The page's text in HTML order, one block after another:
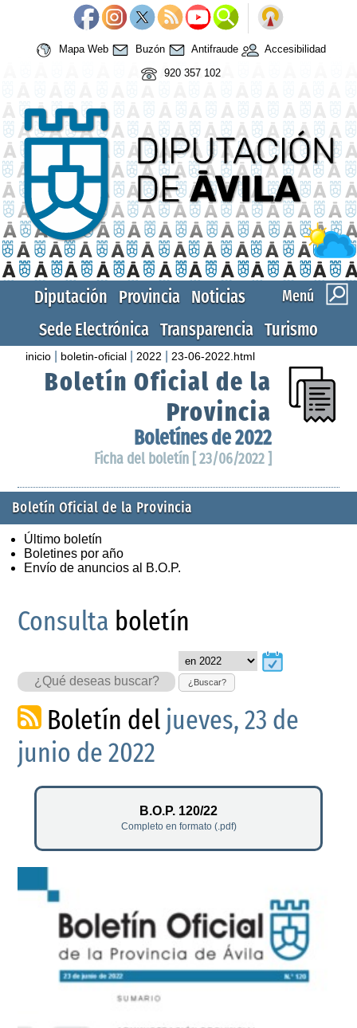
Mapa Web Buzón Antifraude
Accesibilidad
920 357 102
Menú
Diputación Provincia Noticias
Sede Electrónica Transparencia Turismo
inicio boletin-oficial 2022 23-06-2022.html
Boletín Oficial de la
Provincia
Boletínes de 2022
Ficha del boletín [ 23/06/2022 ]
Boletín Oficial de la Provincia
Último boletín
Boletines por año
Envío de anuncios al B.O.P.
Consulta boletín
¿Buscar?
Boletín del jueves, 23 de
junio de 2022
B.O.P. 120/22
Completo en formato (.pdf)